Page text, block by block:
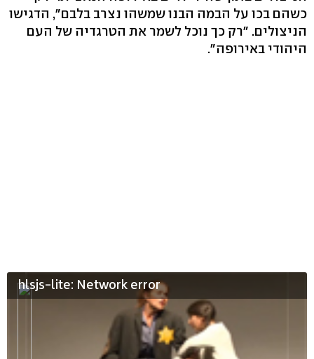
כשהם בכו על הבמה הבנו שמשהו נצרב בלבם", הדגישו
הניצולים. "רק כך נוכל לשמר את הטרגדיה של העם
היהודי באירופה".
hlsjs-lite: Network error